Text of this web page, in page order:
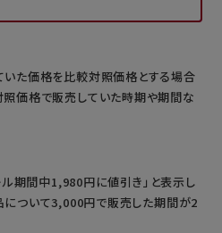
た価格を比較対照価格とする場合
価格で販売していた時期や期間な
期間中1,980円に値引き」と表示し
について3,000円で販売した期間が2